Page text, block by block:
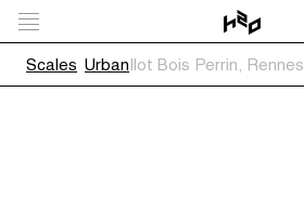
Scales UrbanIlot Bois Perrin, Rennes